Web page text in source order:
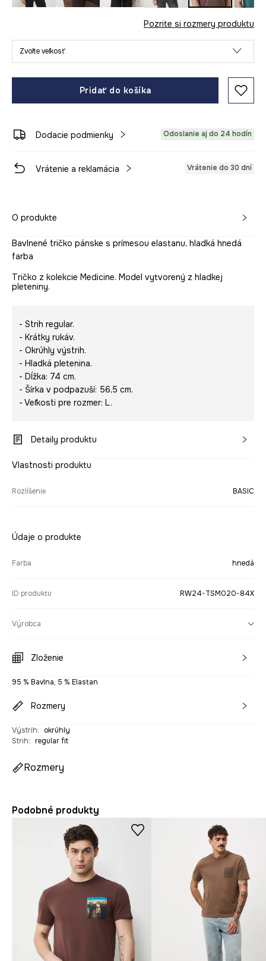
Pozrite si rozmery produktu
Zvoľte veľkosť
Pridať do košíka
Dodacie podmienky Odoslanie aj do 24 hodín
Vrátenie a reklamácia Vrátenie do 30 dní
O produkte
Bavlnené tričko pánske s prímesou elastanu, hladká hnedá
farba
Tričko z kolekcie Medicine. Model vytvorený z hladkej
pleteniny.
- Strih regular.
- Krátky rukáv.
- Okrúhly výstrih.
- Hladká pletenina.
- Dĺžka: 74 cm.
- Šírka v podpazuší: 56,5 cm.
- Veľkosti pre rozmer: L.
Detaily produktu
Vlastnosti produktu
Rozlíšenie BASIC
Údaje o produkte
Farba hnedá
ID produktu RW24-TSM020-84X
Výrobca
Zloženie
95 % Bavlna, 5 % Elastan
Rozmery
Výstrih:
okrúhly
Strih: regular fit
Rozmery
Podobné produkty